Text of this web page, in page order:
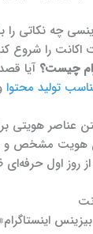
چه نکاتی را
اکانت را
چیست؟ آیا
تولید محتوا
عناصر هویتی
هویت مشخص و
روز اول